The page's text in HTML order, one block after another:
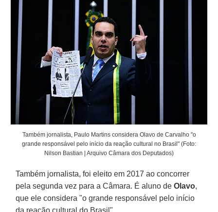
Também jornalista, Paulo Martins considera Olavo de Carvalho "o
grande responsável pelo início da reação cultural no Brasil" (Foto:
Nilson Bastian | Arquivo Câmara dos Deputados)
Também jornalista, foi eleito em 2017 ao concorrer
pela segunda vez para a Câmara. É aluno deOlavo,
que ele considera "o grande responsável pelo início